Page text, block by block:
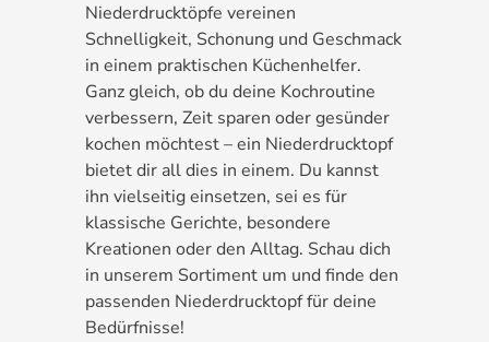
Niederdrucktöpfe vereinen
Schnelligkeit, Schonung und Geschmack
in einem praktischen Küchenhelfer.
Ganz gleich, ob du deine Kochroutine
verbessern, Zeit sparen oder gesünder
kochen möchtest – ein Niederdrucktopf
bietet dir all dies in einem. Du kannst
ihn vielseitig einsetzen, sei es für
klassische Gerichte, besondere
Kreationen oder den Alltag. Schau dich
in unserem Sortiment um und finde den
passenden Niederdrucktopf für deine
Bedürfnisse!